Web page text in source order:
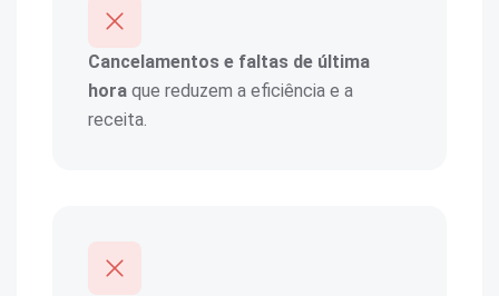
Cancelamentos e faltas de última
hora que reduzem a eficiência e a
receita.